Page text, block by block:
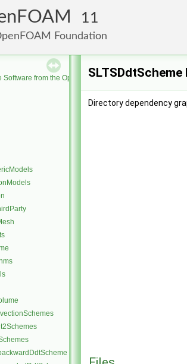
11
Foundation
Software from the OpenFOAM Foundation
Directory dependency